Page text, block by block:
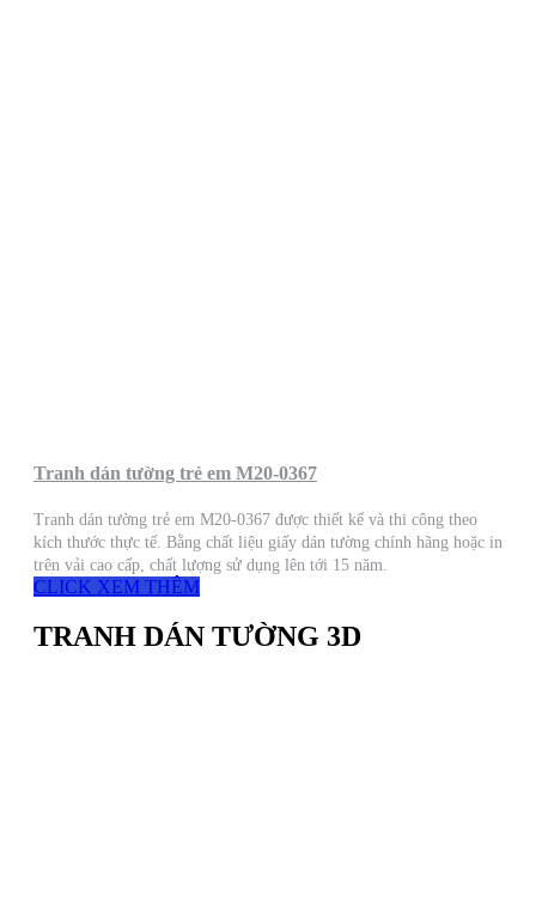
Tranh dán tường trẻ em M20-0367
Tranh dán tường trẻ em M20-0367 được thiết kế và thi công theo
kích thước thực tế. Bằng chất liệu giấy dán tường chính hãng hoặc in
trên vải cao cấp, chất lượng sử dụng lên tới 15 năm.
CLICK XEM THÊM
TRANH DÁN TƯỜNG 3D